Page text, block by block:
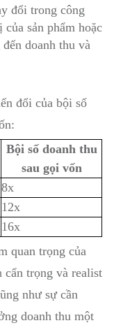
đổi trong công
sản phẩm hoặc
doanh thu và
đổi của bội số
Bội số doanh thu
sau gọi vốn
8x
12x
16x
quan trọng của
trọng và realist
như sự cần
doanh thu một